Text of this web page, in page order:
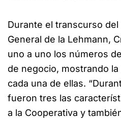
Durante el transcurso
General de la Lehmann,
uno a uno los números
de negocio, mostrando
cada una de ellas.
fueron tres las
a la Cooperativa y